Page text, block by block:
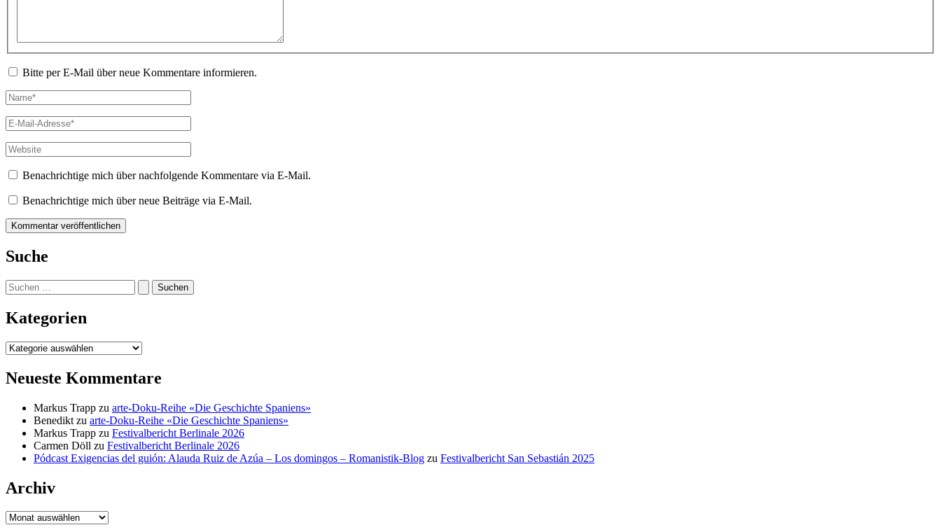
Bitte per E-Mail über neue Kommentare informieren.
Name*
E-
Mail-
Adresse*
Website
Benachrichtige mich über nachfolgende Kommentare via E-Mail.
Benachrichtige mich über neue Beiträge via E-Mail.
Suche
Suchen
nach:
Kategorien
Kategorien
Neueste Kommentare
Markus Trapp zu arte-Doku-Reihe «Die Geschichte Spaniens»
Benedikt zu arte-Doku-Reihe «Die Geschichte Spaniens»
Markus Trapp zu Festivalbericht Berlinale 2026
Carmen Döll zu Festivalbericht Berlinale 2026
Pódcast Exigencias del guión: Alauda Ruiz de Azúa – Los domingos – Romanistik-Blog zu Festivalbericht San Sebastián 2025
Archiv
Archiv